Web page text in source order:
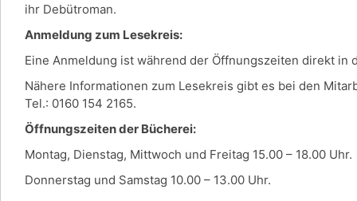
ihr Debütroman.
Anmeldung zum Lesekreis:
Eine Anmeldung ist während der Öffnungszeiten direkt
Nähere Informationen zum Lesekreis gibt es bei den
Tel.: 0160 154 2165.
Öffnungszeiten der Bücherei:
Montag, Dienstag, Mittwoch und Freitag 15.00 – 18.00 Uhr.
Donnerstag und Samstag 10.00 – 13.00 Uhr.